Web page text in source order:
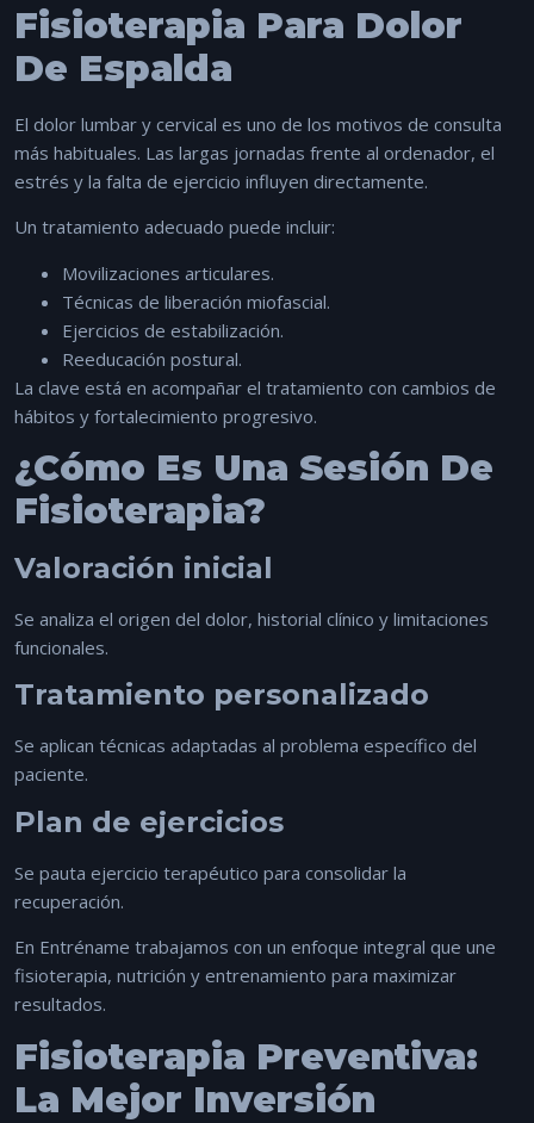
Fisioterapia Para Dolor
De Espalda
El dolor lumbar y cervical es uno de los motivos de consulta
más habituales. Las largas jornadas frente al ordenador, el
estrés y la falta de ejercicio influyen directamente.
Un tratamiento adecuado puede incluir:
Movilizaciones articulares.
Técnicas de liberación miofascial.
Ejercicios de estabilización.
Reeducación postural.
La clave está en acompañar el tratamiento con cambios de
hábitos y fortalecimiento progresivo.
¿Cómo Es Una Sesión De
Fisioterapia?
Valoración inicial
Se analiza el origen del dolor, historial clínico y limitaciones
funcionales.
Tratamiento personalizado
Se aplican técnicas adaptadas al problema específico del
paciente.
Plan de ejercicios
Se pauta ejercicio terapéutico para consolidar la
recuperación.
En Entréname trabajamos con un enfoque integral que une
fisioterapia, nutrición y entrenamiento para maximizar
resultados.
Fisioterapia Preventiva:
La Mejor Inversión